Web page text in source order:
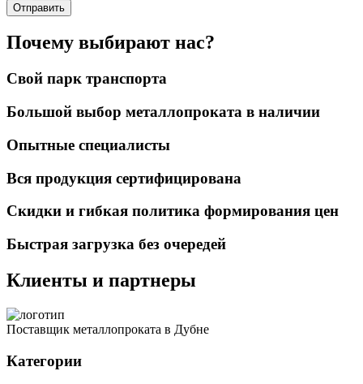
Отправить
Почему выбирают нас?
Свой парк транспорта
Большой выбор металлопроката в наличии
Опытные специалисты
Вся продукция сертифицирована
Скидки и гибкая политика формирования цен
Быстрая загрузка без очередей
Клиенты и партнеры
Поставщик металлопроката в Дубне
Категории